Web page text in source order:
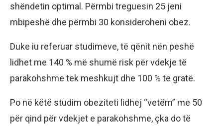
shëndetin optimal. Përmbi treguesin 25 jeni
mbipeshë dhe përmbi 30 konsideroheni obez.
Duke iu referuar studimeve, të qënit nën peshë
lidhet me 140 % më shumë risk për vdekje të
parakohshme tek meshkujt dhe 100 % te gratë.
Po në këtë studim obeziteti lidhej “vetëm” me 50
për qind për vdekjet e parakohshme, çka do të